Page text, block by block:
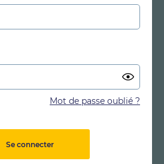
Mot de passe oublié ?
Se connecter